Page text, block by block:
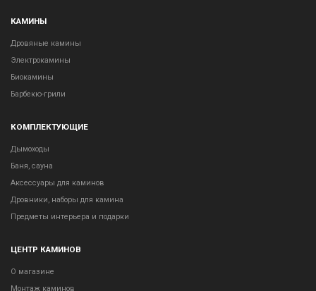
КАМИНЫ
Дровяные камины
Электрокамины
Биокамины
Барбекю-грили
КОМПЛЕКТУЮЩИЕ
Дымоходы
Баня, сауна
Аксессуары для каминов
Дровники, наборы для камина
Предметы интерьера и подарки
ЦЕНТР КАМИНОВ
О магазине
Монтаж каминов